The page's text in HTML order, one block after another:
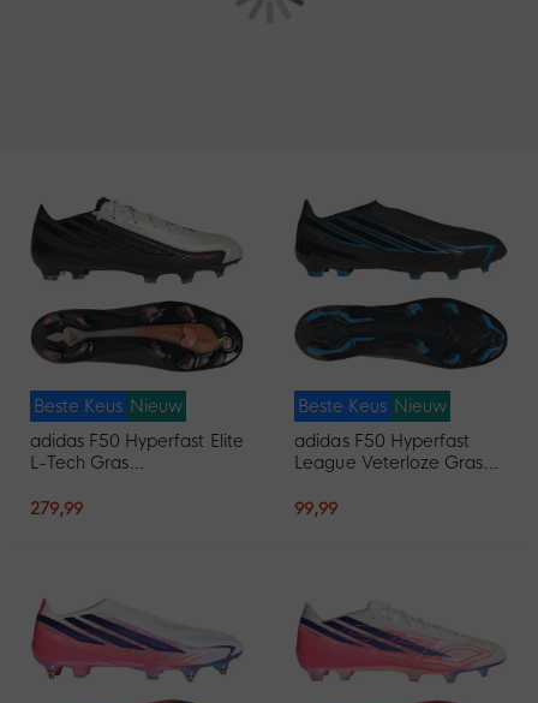
Beste Keus Nieuw
adidas F50 Hyperfast Elite
L-Tech Gras
Zwart Wit Oranje
279,99
Beste Keus Nieuw
adidas F50 Hyperfast
League Veterloze Gras
Zwart Zwart Blauw
99,99